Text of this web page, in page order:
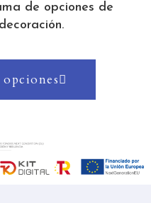
de opciones de